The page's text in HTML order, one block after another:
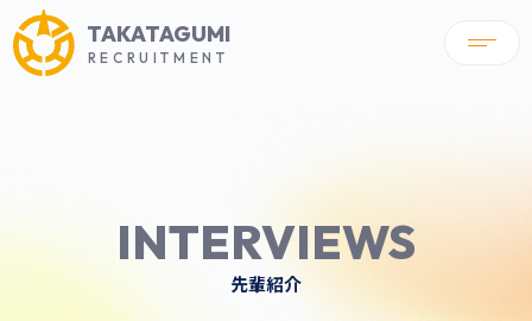
TAKATAGUMI
RECRUITMENT
INTERVIEWS
先輩紹介